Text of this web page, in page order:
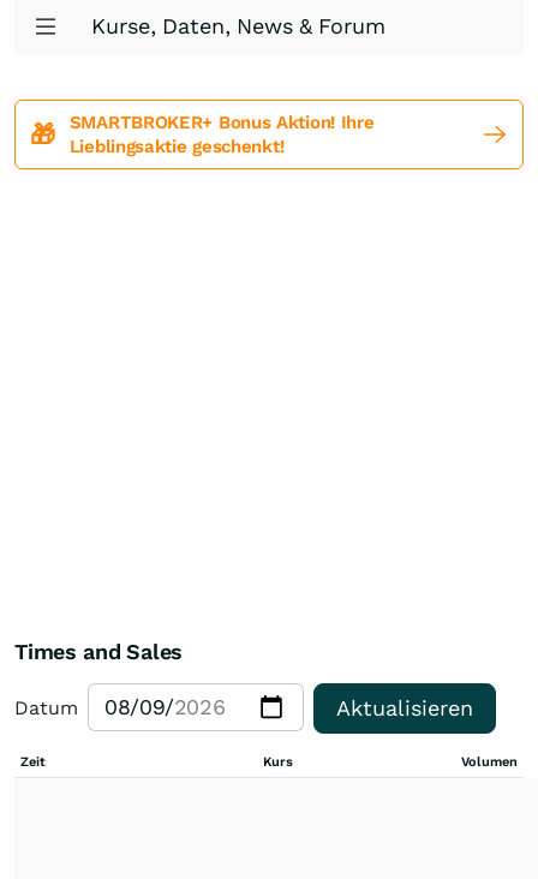
Kurse, Daten, News & Forum
🎁
SMARTBROKER+ Bonus Aktion! Ihre
Lieblingsaktie geschenkt!
Times and Sales
Datum Aktualisieren
Zeit Kurs Volumen